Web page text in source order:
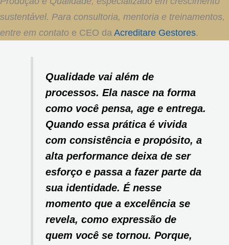
sustentável. Para consultoria, mentoria e treinamentos,
entre em contato e CEO da Acreditare Gestores.
Qualidade vai além de
processos. Ela nasce na forma
como você pensa, age e entrega.
Quando essa prática é vivida
com consistência e propósito, a
alta performance deixa de ser
esforço e passa a fazer parte da
sua identidade. É nesse
momento que a excelência se
revela, como expressão de
quem você se tornou. Porque,